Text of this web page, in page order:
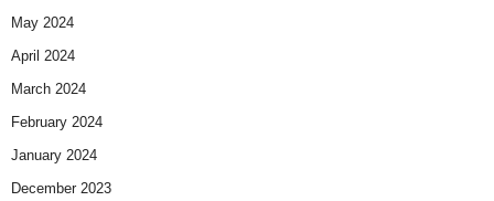
May 2024
April 2024
March 2024
February 2024
January 2024
December 2023